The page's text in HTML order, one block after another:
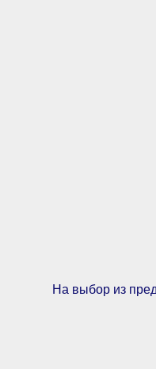
На выбор из